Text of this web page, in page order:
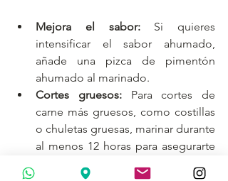
Mejora el sabor: Si quieres
intensificar el sabor ahumado,
añade una pizca de pimentón
ahumado al marinado.
Cortes gruesos: Para cortes de
carne más gruesos, como costillas
o chuletas gruesas, marinar durante
al menos 12 horas para asegurarte